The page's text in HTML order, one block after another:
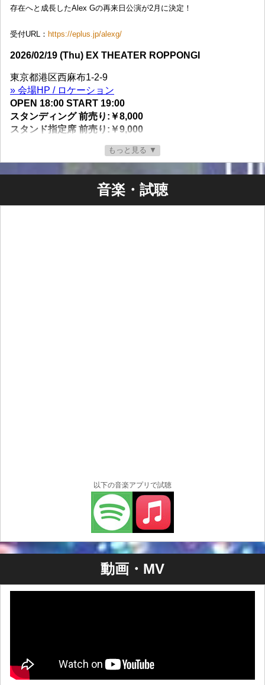
存在へと成長したAlex Gの再来日公演が2月に決定！
受付URL： https://eplus.jp/alexg/
2026/02/19 (Thu) EX THEATER ROPPONGI
東京都港区西麻布1-2-9
» 会場HP / ロケーション
OPEN 18:00 START 19:00
スタンディング 前売り:￥8,000
スタンド指定席 前売り:￥9,000
お問い合わせ
SMASH 03-3444-6751
2026/02/20 (Fri) UMEDA CLUB QUATTRO
もっと見る ▼
音楽・試聴
以下の音楽アプリで試聴
動画・MV